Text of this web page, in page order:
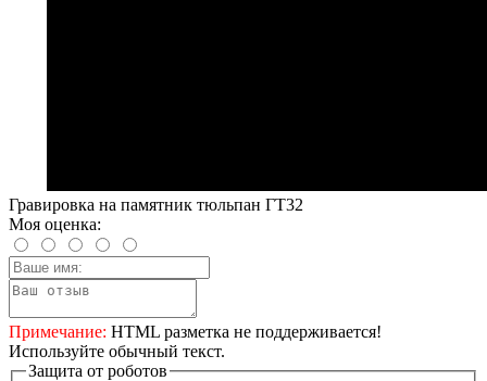
Гравировка на памятник тюльпан ГТ32
Моя оценка:
Примечание: HTML разметка не поддерживается!
Используйте обычный текст.
Защита от роботов